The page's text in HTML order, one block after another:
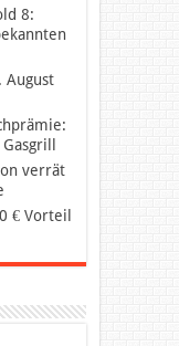
8:
August
verrät
€ Vorteil